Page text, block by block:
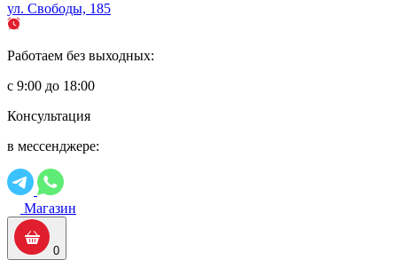
ул. Свободы, 185
Работаем без выходных:
с 9:00 до 18:00
Консультация
в мессенджере:
Магазин
0